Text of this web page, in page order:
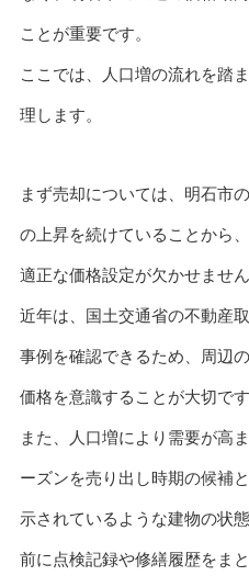
ことが重要です。
ここでは、人口増の流れを踏
理します。
まず売却については、明石市
の上昇を続けていることから
適正な価格設定が欠かせません
近年は、国土交通省の不動産
事例を確認できるため、周辺
価格を意識することが大切です
また、人口増により需要が高
ーズンを売り出し時期の候補
示されているような建物の状
前に点検記録や修繕履歴をま